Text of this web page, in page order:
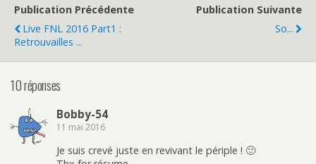
Publication Précédente
Live FNL 2016 Part1 :
Retrouvailles ...
Publication Suivante
So...
10 réponses
Bobby-54
11 mai 2016
Je suis crevé juste en revivant le périple ! 🙂